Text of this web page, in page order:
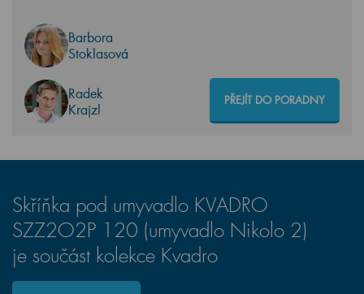
Barbora
Stoklasová
Radek
Krajzl
PŘEJÍT DO PORADNY
Skříňka pod umyvadlo KVADRO
SZZ2O2P 120 (umyvadlo Nikolo 2)
je součást kolekce Kvadro